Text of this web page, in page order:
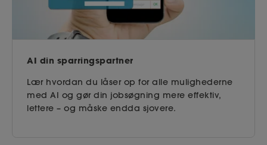
AI din sparringspartner
Lær hvordan du låser op for alle mulighederne
med AI og gør din jobsøgning mere effektiv,
lettere – og måske endda sjovere.